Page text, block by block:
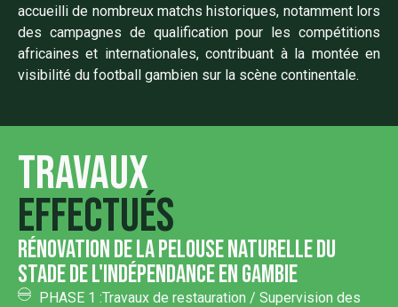
accueilli de nombreux matchs historiques, notamment lors
des campagnes de qualification pour les compétitions
africaines et internationales, contribuant à la montée en
visibilité du football gambien sur la scène continentale.
Travaux
effectués
rénovation de la pelouse naturelle du
stade de l'indépendance en gambie
PHASE 1 :Travaux de restauration / Supervision des